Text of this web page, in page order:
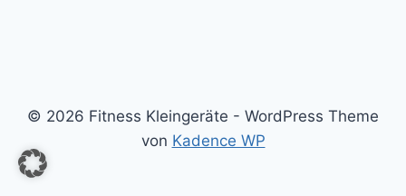
© 2026 Fitness Kleingeräte - WordPress Theme
von Kadence WP